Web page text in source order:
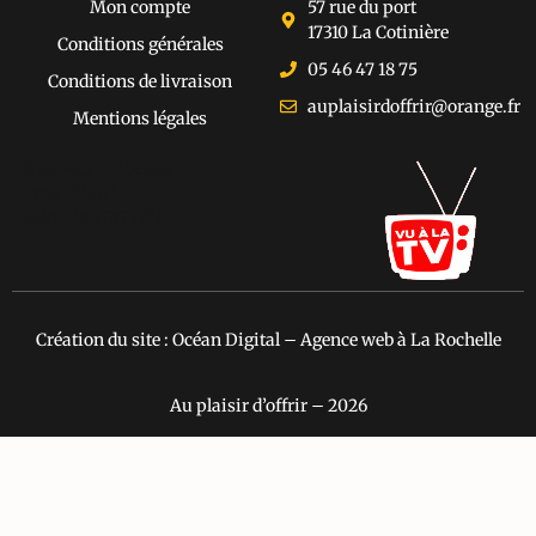
Mon compte
Conditions générales
Conditions de livraison
Mentions légales
57 rue du port
17310 La Cotinière
05 46 47 18 75
auplaisirdoffrir@orange.fr
Création du site : Océan Digital – Agence web à La Rochelle
Au plaisir d’offrir – 2026